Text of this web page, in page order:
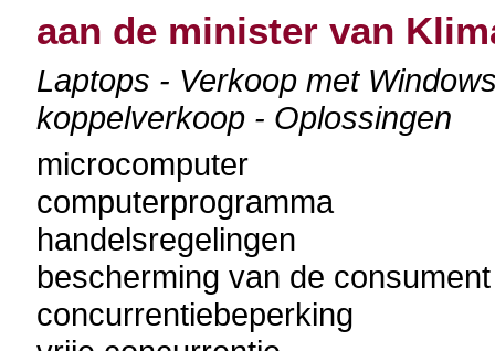
aan de minister van
Laptops - Verkoop met
koppelverkoop - Oplossingen
microcomputer
computerprogramma
handelsregelingen
bescherming van de consument
concurrentiebeperking